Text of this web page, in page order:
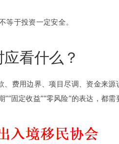
等于投资一定安全。
看什么？
费用边界、项目尽调、资金来
固定收益”“零风险”的表达，都需